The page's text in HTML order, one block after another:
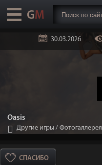
30.03.2026
Oasis
Другие игры / Фотогаллерея
СПАСИБО